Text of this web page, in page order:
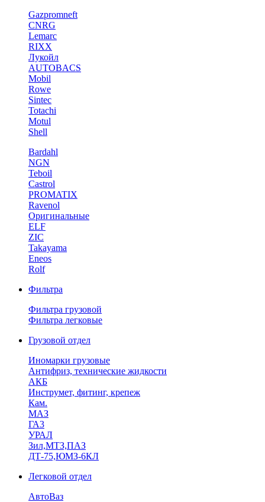
Gazpromneft
CNRG
Lemarc
RIXX
Лукойл
AUTOBACS
Mobil
Rowe
Sintec
Totachi
Motul
Shell
Bardahl
NGN
Teboil
Castrol
PROMATIX
Ravenol
Оригинальные
ELF
ZIC
Takayama
Eneos
Rolf
Фильтра
Фильтра грузовой
Фильтра легковые
Грузовой отдел
Иномарки грузовые
Антифриз, технические жидкости
АКБ
Инструмет, фитинг, крепеж
Кам.
МАЗ
ГА3
УРАЛ
Зил,МТЗ,ПАЗ
ДТ-75,ЮМЗ-6КЛ
Легковой отдел
АвтоВаз